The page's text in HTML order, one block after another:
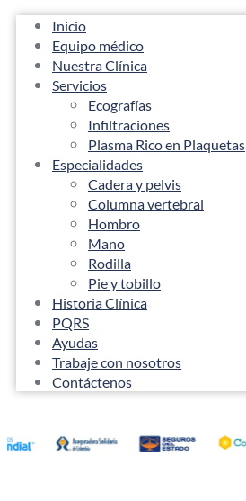
Inicio
Equipo médico
Nuestra Clínica
Servicios
Ecografías
Infiltraciones
Plasma Rico en Plaquetas
Especialidades
Cadera y pelvis
Columna vertebral
Hombro
Mano
Rodilla
Pie y tobillo
Historia Clínica
PQRS
Ayudas
Trabaje con nosotros
Contáctenos